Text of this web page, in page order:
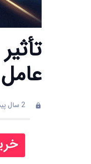
clock 2 سال پیش